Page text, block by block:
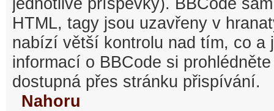
HTML, tagy jsou uzavřeny v
nabízí větší kontrolu nad tím, co a
informací o BBCode si
dostupná přes stránku přispívání.
Nahoru